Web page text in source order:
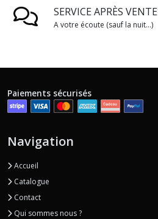
SERVICE APRÈS VENTE
A votre écoute (sauf la nuit...)
Paiements sécurisés
Navigation
Accueil
Catalogue
Contact
Qui sommes nous ?